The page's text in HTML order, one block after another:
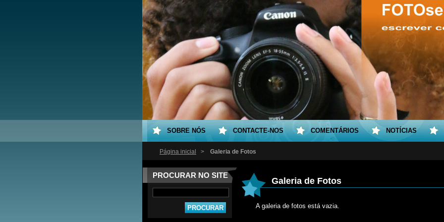
Página inicial > Galeria de Fotos
PROCURAR NO SITE
Galeria de Fotos
A galeria de fotos está vazia.
SOBRE NÓS CONTACTE-NOS COMENTÁRIOS NOTÍCIAS